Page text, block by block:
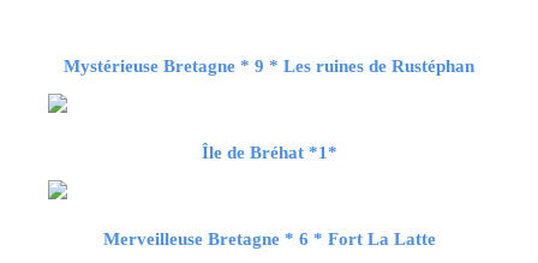
Mystérieuse Bretagne * 9 * Les ruines de Rustéphan
Île de Bréhat *1*
Merveilleuse Bretagne * 6 * Fort La Latte